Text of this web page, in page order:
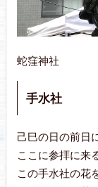
蛇窪神社
手水社
己巳の日の前日
ここに参拝に来
この手水社の花